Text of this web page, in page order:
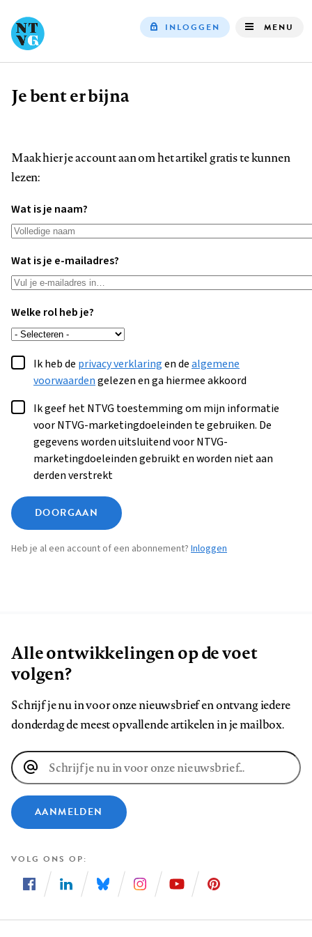
INLOGGEN MENU
Kruimelpad
Je bent er bijna
Maak hier je account aan om het artikel gratis te kunnen
lezen:
Wat is je naam?
Wat is je e-mailadres?
Welke rol heb je?
Ik heb de privacy verklaringen dealgemene
voorwaardengelezen en ga hiermee akkoord
Ik geef het NTVG toestemming om mijn informatie
voor NTVG-marketingdoeleinden te gebruiken. De
gegevens worden uitsluitend voor NTVG-
marketingdoeleinden gebruikt en worden niet aan
derden verstrekt
DOORGAAN
Heb je al een account of een abonnement? Inloggen
Alle ontwikkelingen op de voet
volgen?
Schrijf je nu in voor onze nieuwsbrief en ontvang iedere
donderdag de meest opvallende artikelen in je mailbox.
E-
mailadres
AANMELDEN
VOLG ONS OP
ons
ons
ons
ons
ons
ons